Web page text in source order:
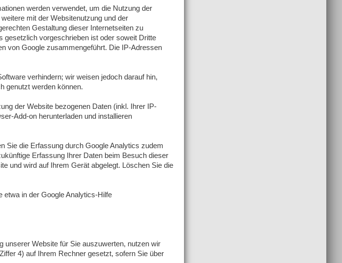
werden verwendet, um die Nutzung der
mit der Websitenutzung und der
Gestaltung dieser Internetseiten zu
gesetzlich vorgeschrieben ist oder soweit Dritte
von Google zusammengeführt. Die IP-Adressen
verhindern; wir weisen jedoch darauf hin,
genutzt werden können.
der Website bezogenen Daten (inkl. Ihrer IP-
Add-on herunterladen und installieren
Sie die Erfassung durch Google Analytics zudem
Erfassung Ihrer Daten beim Besuch dieser
und wird auf Ihrem Gerät abgelegt. Löschen Sie die
etwa in der Google Analytics-Hilfe
Website für Sie auszuwerten, nutzen wir
4) auf Ihrem Rechner gesetzt, sofern Sie über